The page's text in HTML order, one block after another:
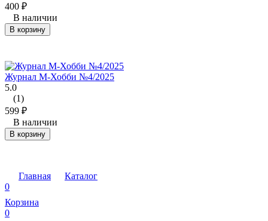
400 ₽
В наличии
В корзину
Журнал М-Хобби №4/2025
5.0
(1)
599 ₽
В наличии
В корзину
Главная
Каталог
0
Корзина
0